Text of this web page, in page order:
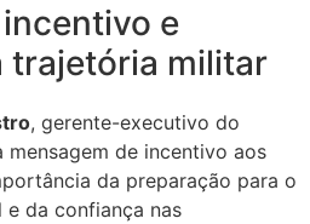
e
trajetória militar
, gerente-executivo do
mensagem de incentivo aos
da preparação para o
da confiança nas